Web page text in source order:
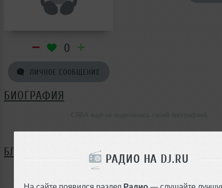
РАДИО НА DJ.RU
На сайте появился раздел Радио — слушайте
0
ЛИЧНОЕ СООБЩЕНИЕ
БИОГРАФИЯ
БЛОГ